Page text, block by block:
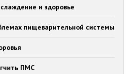
и здоровье
пищеварительной системы
ПМС